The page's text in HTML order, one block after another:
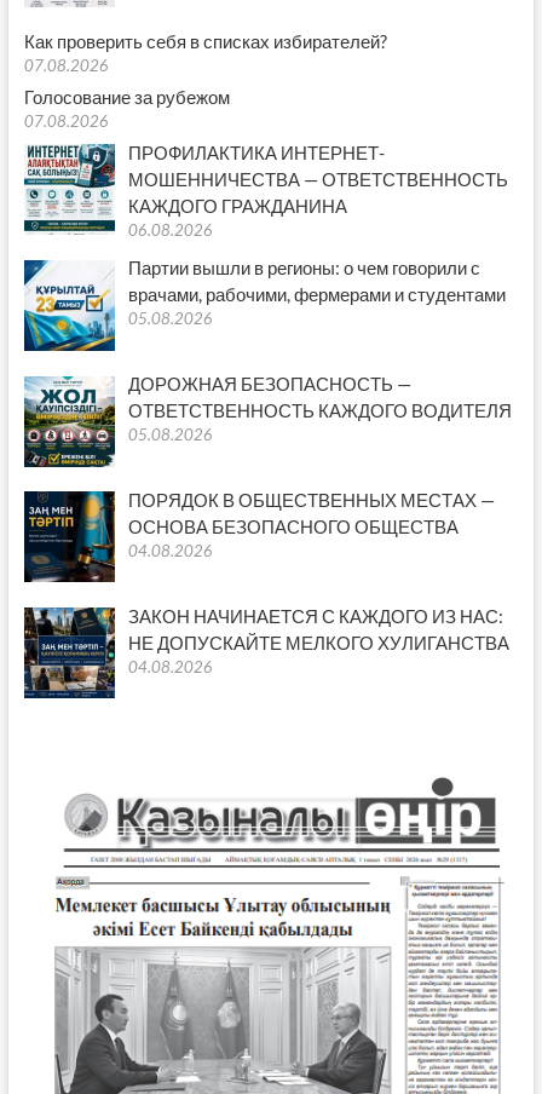
Как проверить себя в списках избирателей?
07.08.2026
Голосование за рубежом
07.08.2026
ПРОФИЛАКТИКА ИНТЕРНЕТ-
МОШЕННИЧЕСТВА — ОТВЕТСТВЕННОСТЬ
КАЖДОГО ГРАЖДАНИНА
06.08.2026
Партии вышли в регионы: о чем говорили с
врачами, рабочими, фермерами и студентами
05.08.2026
ДОРОЖНАЯ БЕЗОПАСНОСТЬ —
ОТВЕТСТВЕННОСТЬ КАЖДОГО ВОДИТЕЛЯ
05.08.2026
ПОРЯДОК В ОБЩЕСТВЕННЫХ МЕСТАХ —
ОСНОВА БЕЗОПАСНОГО ОБЩЕСТВА
04.08.2026
ЗАКОН НАЧИНАЕТСЯ С КАЖДОГО ИЗ НАС:
НЕ ДОПУСКАЙТЕ МЕЛКОГО ХУЛИГАНСТВА
04.08.2026